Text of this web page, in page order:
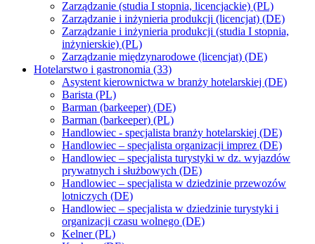
Zarządzanie (studia I stopnia, licencjackie) (PL)
Zarządzanie i inżynieria produkcji (licencjat) (DE)
Zarządzanie i inżynieria produkcji (studia I stopnia,
inżynierskie) (PL)
Zarządzanie międzynarodowe (licencjat) (DE)
Hotelarstwo i gastronomia (33)
Asystent kierownictwa w branży hotelarskiej (DE)
Barista (PL)
Barman (barkeeper) (DE)
Barman (barkeeper) (PL)
Handlowiec - specjalista branży hotelarskiej (DE)
Handlowiec – specjalista organizacji imprez (DE)
Handlowiec – specjalista turystyki w dz. wyjazdów
prywatnych i służbowych (DE)
Handlowiec – specjalista w dziedzinie przewozów
lotniczych (DE)
Handlowiec – specjalista w dziedzinie turystyki i
organizacji czasu wolnego (DE)
Kelner (PL)